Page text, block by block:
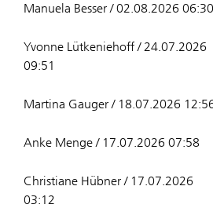
Manuela Besser / 02.08.2026 06:30
Yvonne Lütkeniehoff / 24.07.2026
09:51
Martina Gauger / 18.07.2026
Anke Menge / 17.07.2026 07:58
Christiane Hübner / 17.07.2026
03:12